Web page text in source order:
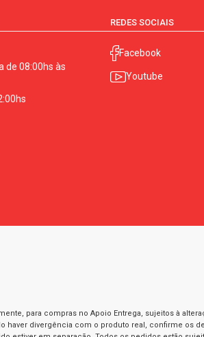
de 08:00hs às
REDES SOCIAIS
Facebook
Youtube
para compras no Apoio Entrega, sujeitos à
haver divergência com o produto real, confirme os